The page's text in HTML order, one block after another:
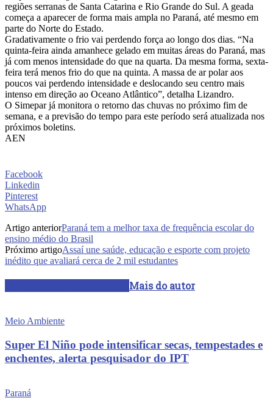
regiões serranas de Santa Catarina e Rio Grande do Sul. A geada
começa a aparecer de forma mais ampla no Paraná, até mesmo em
parte do Norte do Estado.
Gradativamente o frio vai perdendo força ao longo dos dias. “Na
quinta-feira ainda amanhece gelado em muitas áreas do Paraná, mas
já com menos intensidade do que na quarta. Da mesma forma, sexta-
feira terá menos frio do que na quinta. A massa de ar polar aos
poucos vai perdendo intensidade e deslocando seu centro mais
intenso em direção ao Oceano Atlântico”, detalha Lizandro.
O Simepar já monitora o retorno das chuvas no próximo fim de
semana, e a previsão do tempo para este período será atualizada nos
próximos boletins.
AEN
Facebook
Linkedin
Pinterest
WhatsApp
Artigo anteriorParaná tem a melhor taxa de frequência escolar do
ensino médio do Brasil
Próximo artigoAssaí une saúde, educação e esporte com projeto
inédito que avaliará cerca de 2 mil estudantes
Mais do autor
Meio Ambiente
Super El Niño pode intensificar secas, tempestades e
enchentes, alerta pesquisador do IPT
Paraná